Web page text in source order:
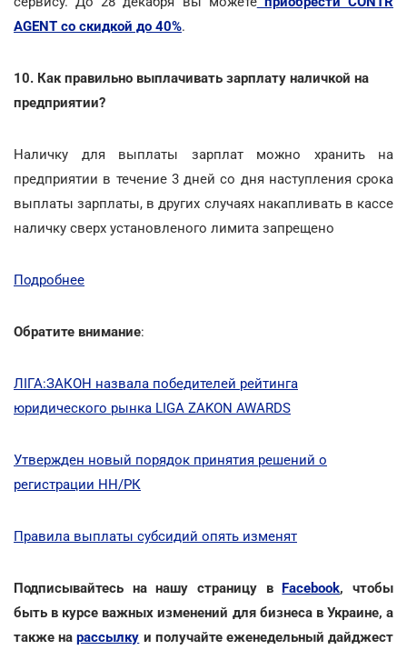
AGENT со скидкой до 40%.
10. Как правильно выплачивать зарплату наличкой на
предприятии?
Наличку для выплаты зарплат можно хранить на
предприятии в течение 3 дней со дня наступления срока
выплаты зарплаты, в других случаях накапливать в кассе
наличку сверх установленого лимита запрещено
Подробнее
Обратите внимание:
ЛІГА:ЗАКОН назвала победителей рейтинга
юридического рынка LIGA ZAKON AWARDS
Утвержден новый порядок принятия решений о
регистрации НН/РК
Правила выплаты субсидий опять изменят
Подписывайтесь на нашу страницу в Facebook, чтобы
быть в курсе важных изменений для бизнеса в Украине, а
также нарассылку и получайте еженедельный дайджест